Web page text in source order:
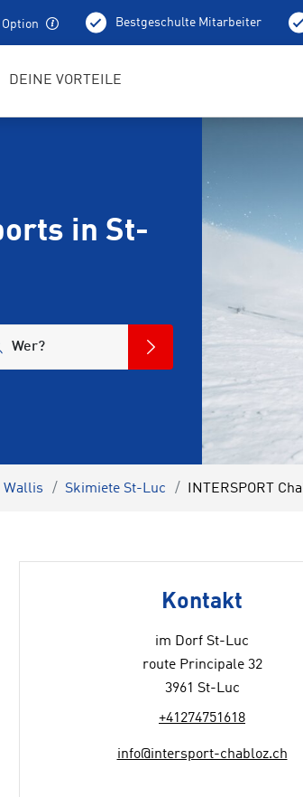
Bestgeschulte Mitarbeiter
DEINE VORTEILE
in St-
Wer?
Wallis Skimiete St-Luc INTERSPORT
Kontakt
im Dorf St-Luc
route Principale 32
3961 St-Luc
+41274751618
info@intersport-chabloz.ch